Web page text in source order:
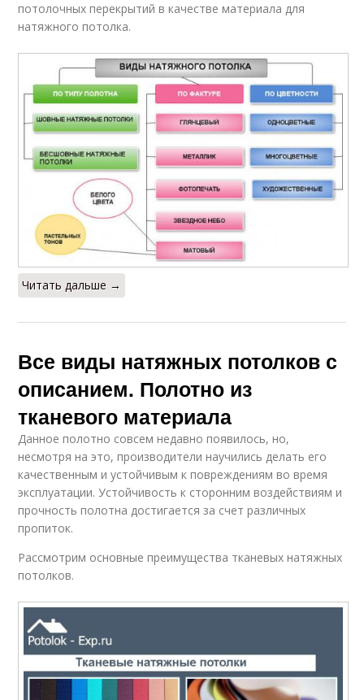
потолочных перекрытий в качестве материала для
натяжного потолка.
Читать дальше →
Все виды натяжных потолков с
описанием. Полотно из
тканевого материала
Данное полотно совсем недавно появилось, но,
несмотря на это, производители научились делать его
качественным и устойчивым к повреждениям во время
эксплуатации. Устойчивость к сторонним воздействиям и
прочность полотна достигается за счет различных
пропиток.
Рассмотрим основные преимущества тканевых натяжных
потолков.